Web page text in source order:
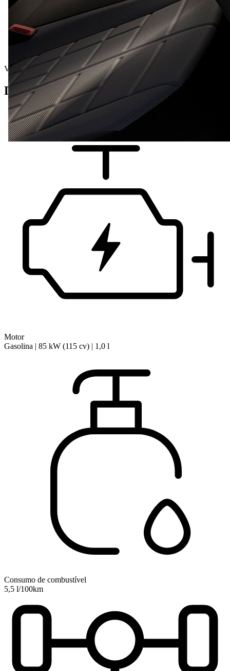
Veículo novo
Detalhes do veículo
Motor
Gasolina | 85 kW (115 cv) | 1,0 l
Consumo de combustível
5,5 l/100km